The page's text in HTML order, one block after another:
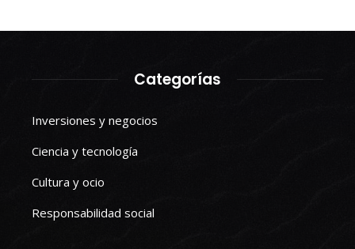
Categorías
Inversiones y negocios
Ciencia y tecnología
Cultura y ocio
Responsabilidad social